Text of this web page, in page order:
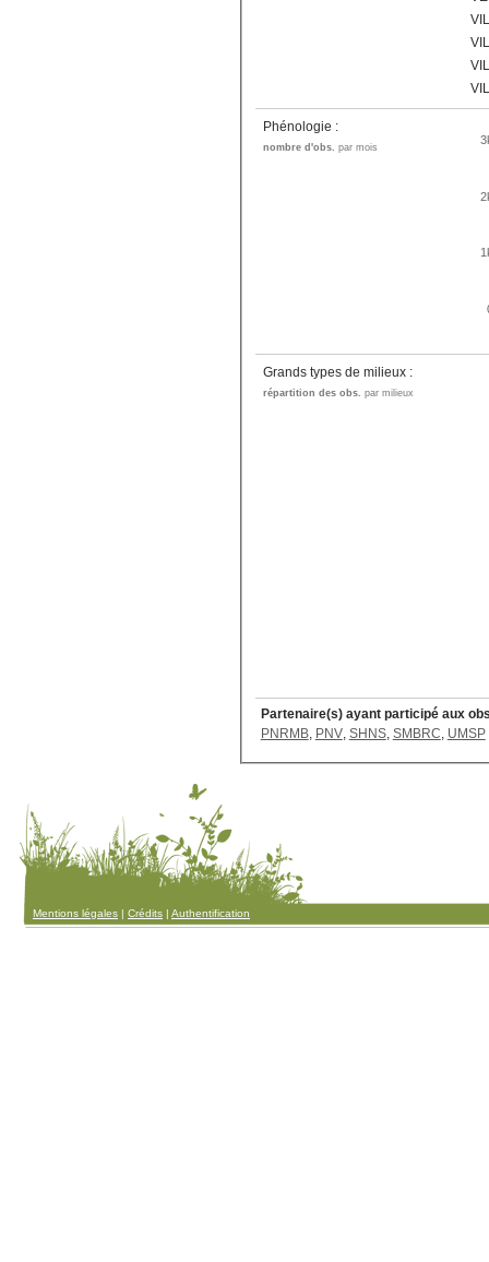
Phénologie :
nombre d'obs. par mois
Grands types de milieux :
répartition des obs. par milieux
Partenaire(s) ayant participé aux
PNRMB, PNV, SHNS, SMBRC, UMSP
Mentions légales | Crédits | Authentification